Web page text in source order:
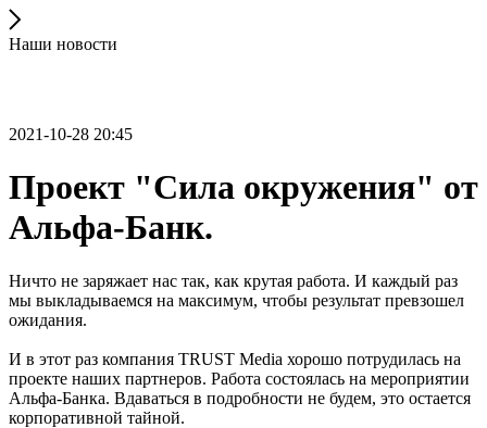
Наши новости
2021-10-28 20:45
Проект "Сила окружения" от
Альфа-Банк.
Ничто не заряжает нас так, как крутая работа. И каждый раз
мы выкладываемся на максимум, чтобы результат превзошел
ожидания.
И в этот раз компания TRUST Media хорошо потрудилась на
проекте наших партнеров. Работа состоялась на мероприятии
Альфа-Банка. Вдаваться в подробности не будем, это остается
корпоративной тайной.